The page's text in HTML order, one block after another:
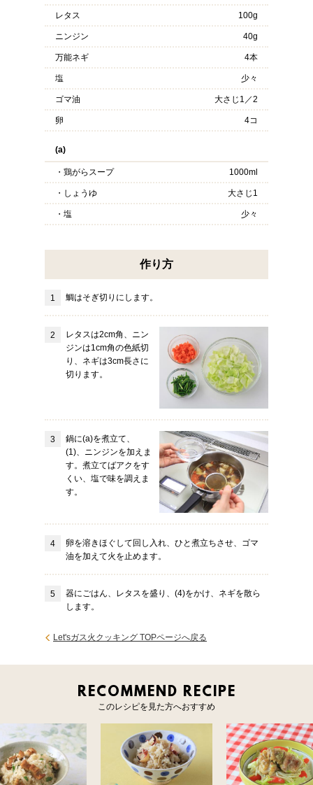
レタス 100g
ニンジン 40g
万能ネギ 4本
塩 少々
ゴマ油 大さじ1／2
卵 4コ
(a)
・鶏がらスープ 1000ml
・しょうゆ 大さじ1
・塩 少々
作り方
鯛はそぎ切りにします。
レタスは2cm角、ニン
ジンは1cm角の色紙切
り、ネギは3cm長さに
切ります。
鍋に(a)を煮立て、
(1)、ニンジンを加えま
す。煮立てばアクをす
くい、塩で味を調えま
す。
卵を溶きほぐして回し入れ、ひと煮立ちさせ、ゴマ
油を加えて火を止めます。
器にごはん、レタスを盛り、(4)をかけ、ネギを散ら
します。
Let'sガス火クッキング TOPページへ戻る
RECOMMEND RECIPE
このレシピを見た方へおすすめ